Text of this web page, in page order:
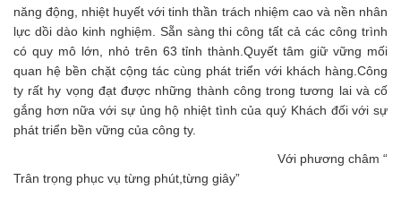
năng động, nhiệt huyết với tinh thần trách nhiệm cao và nền nhân
lực dồi dào kinh nghiệm. Sẵn sàng thi công tất cả các công trình
có quy mô lớn, nhỏ trên 63 tỉnh thành.Quyết tâm giữ vững mối
quan hệ bền chặt cộng tác cùng phát triển với khách hàng.Công
ty rất hy vọng đạt được những thành công trong tương lai và cố
gắng hơn nữa với sự ủng hộ nhiệt tình của quý Khách đối với sự
phát triển bền vững của công ty.
Với phương châm “
Trân trọng phục vụ từng phút,từng giây”